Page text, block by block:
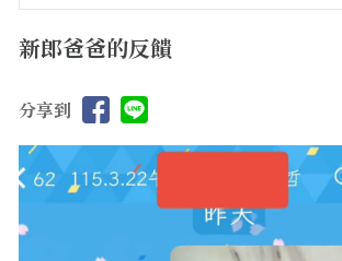
新郎爸爸的反饋
分享到